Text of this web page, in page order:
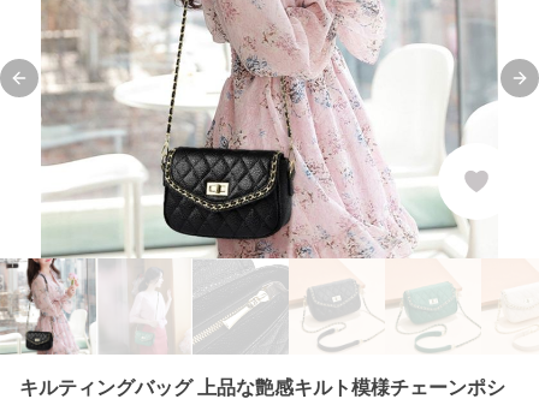
Previous slide
キルティングバッグ 上品な艶感キルト模様チェーンポシ